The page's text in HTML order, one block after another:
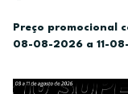
Preço promocional
08-08-2026 a 11-